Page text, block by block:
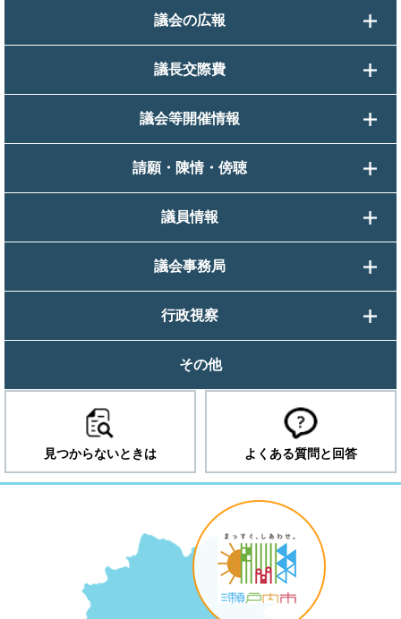
議会の広報
議長交際費
議会等開催情報
請願・陳情・傍聴
議員情報
議会事務局
行政視察
その他
見つからないときは よくある質問と回答